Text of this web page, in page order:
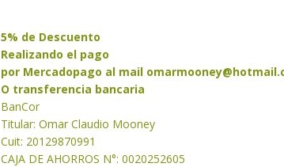
5% de Descuento
Realizando el pago
por Mercadopago al mail
O transferencia bancaria
BanCor
Titular: Omar Claudio Mooney
Cuit: 20129870991
CAJA DE AHORROS N°: 0020252605